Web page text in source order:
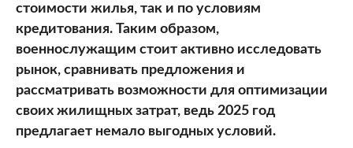
стоимости жилья, так и по условиям
кредитования. Таким образом,
военнослужащим стоит активно исследовать
рынок, сравнивать предложения и
рассматривать возможности для оптимизации
своих жилищных затрат, ведь 2025 год
предлагает немало выгодных условий.